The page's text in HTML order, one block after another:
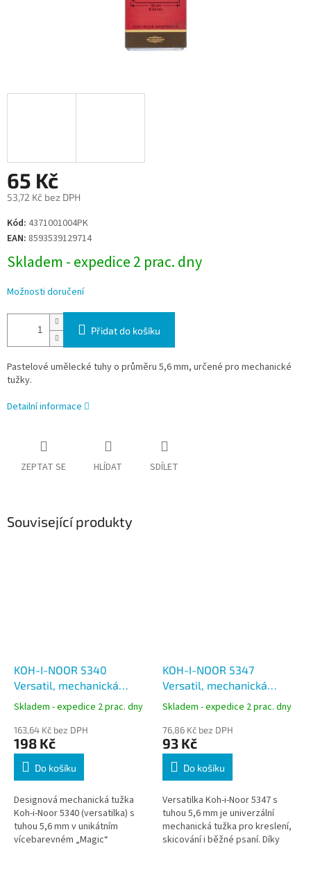
65 Kč
53,72 Kč bez DPH
Měrná
cena:
Kód: 4371001004PK
EAN: 8593539129714
Skladem - expedice 2 prac. dny
Možnosti doručení
Přidat do košíku
Pastelové umělecké tuhy o průměru 5,6 mm, určené pro mechanické
tužky.
Detailní informace
ZEPTAT SE HLÍDAT SDÍLET
Související produkty
KOH-I-NOOR 5340
Versatil, mechanická
(padací) tužka celokovová
5,6 mm, Magic
vícebarevná
Skladem - expedice 2 prac. dny
163,64 Kč bez DPH
198 Kč
Do košíku
Designová mechanická tužka
Koh-i-Noor 5340 (versatilka) s
tuhou 5,6 mm v unikátním
vícebarevném „Magic“
KOH-I-NOOR 5347
Versatil, mechanická
(padací) tužka 5,6 mm,
kombinovaná, černá
Skladem - expedice 2 prac. dny
76,86 Kč bez DPH
93 Kč
Do košíku
Versatilka Koh-i-Noor 5347 s
tuhou 5,6 mm je univerzální
mechanická tužka pro kreslení,
skicování i běžné psaní. Díky